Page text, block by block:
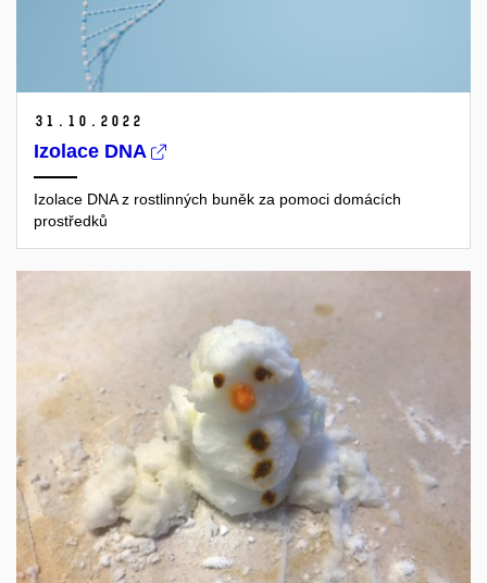
31. 10. 2022
Izolace DNA
Izolace DNA z rostlinných buněk za pomoci domácích
prostředků